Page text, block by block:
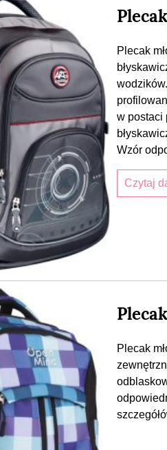
Plecak
w postaci
Wzór
Czytaj
Plecak